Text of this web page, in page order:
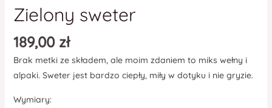
Zielony sweter
189,00 zł
Brak metki ze składem, ale moim zdaniem to miks wełny i
alpaki. Sweter jest bardzo ciepły, miły w dotyku i nie gryzie.
Wymiary: